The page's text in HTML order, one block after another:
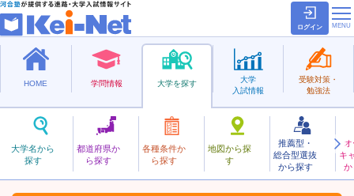
ログイン
HOME 学問情報 大学を探す
大学名から
探す
都道府県か
ら探す
各種条件か
ら探す
地図から探
す
推薦型・
総合型選抜
から探す
キ
か
大学
入試情報
受験対策・
勉強法
私立
はんなん
阪南大学 お気に入り